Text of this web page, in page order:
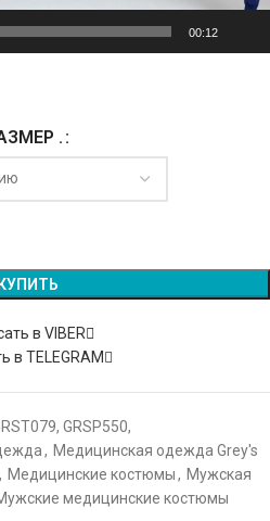
00:12
.
Alternative:
в VIBER
в TELEGRAM
GRSP550,
, Медицинская одежда Grey's
, Медицинские костюмы, Мужская
медицинские костюмы